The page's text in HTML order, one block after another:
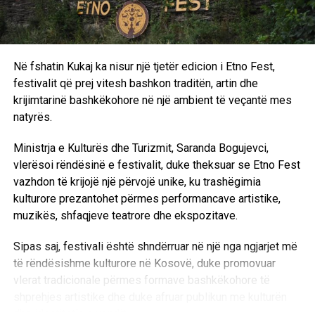
“Për mua ishte shumë e rëndësishme të tregoja atë që
kemi kaluar, mënyrën se si njerëzit përpiqen të jetojnë
realitetin e tyre. Doja t’ia tregoja dhe t’ia rrëfeja këtë botës.
Por gjithashtu sepse mendoj se kjo histori lidhet me
shumë adoleshentë sot që ende jetojnë në zona konflikti,
fatkeqësisht”, ka deklaruar regjisorja për dramën e saj.
Filmi zhvillohet në periudhën e luftës së Kosovës, e cila
zgjati nga viti 1998 deri në vitin 1999, kur presidenti i
atëhershëm serb Slobodan Milosheviq ia hoqi Kosovës
statusin e vetëqeverisjes. Gjatë kësaj periudhe, shqiptarët
e Kosovës u përballën me shtypje të gjerë, ndërsa Ushtria
Çlirimtare e Kosovës luftoi kundër kontrollit jugosllav dhe
serb.
Në fshatin Kukaj ka nisur një tjetër edicion i Etno Fest,
festivalit që prej vitesh bashkon traditën, artin dhe
krijimtarinë bashkëkohore në një ambient të veçantë mes
natyrës.
Ministrja e Kulturës dhe Turizmit, Saranda Bogujevci,
vlerësoi rëndësinë e festivalit, duke theksuar se Etno Fest
vazhdon të krijojë një përvojë unike, ku trashëgimia
kulturore prezantohet përmes performancave artistike,
muzikës, shfaqjeve teatrore dhe ekspozitave.
Sipas saj, festivali është shndërruar në një nga ngjarjet më
të rëndësishme kulturore në Kosovë, duke promovuar
vlerat tradicionale përmes formave bashkëkohore të